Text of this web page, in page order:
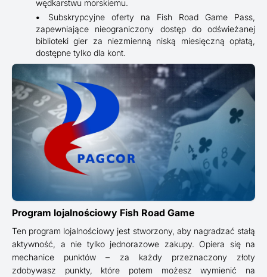
wędkarstwu morskiemu.
Subskrypcyjne oferty na Fish Road Game Pass,
zapewniające nieograniczony dostęp do odświeżanej
biblioteki gier za niezmienną niską miesięczną opłatą,
dostępne tylko dla kont.
Program lojalnościowy Fish Road Game
Ten program lojalnościowy jest stworzony, aby nagradzać stałą
aktywność, a nie tylko jednorazowe zakupy. Opiera się na
mechanice punktów – za każdy przeznaczony złoty
zdobywasz punkty, które potem możesz wymienić na